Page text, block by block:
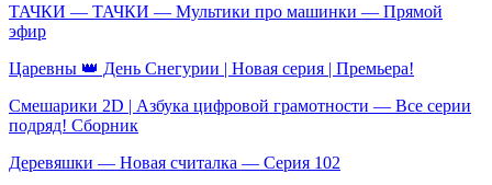
ТАЧКИ — ТАЧКИ — Мультики про машинки — Прямой
эфир
Царевны 👑 День Снегурии | Новая серия | Премьера!
Смешарики 2D | Азбука цифровой грамотности — Все серии
подряд! Сборник
Деревяшки — Новая считалка — Серия 102